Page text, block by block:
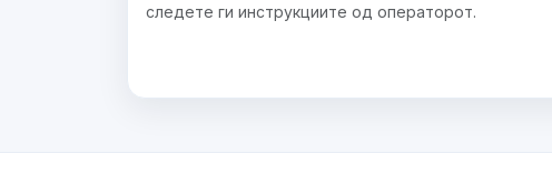
следете ги инструкциите од операторот.